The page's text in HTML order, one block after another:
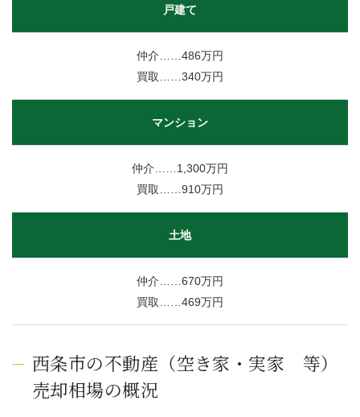
戸建て
仲介……486万円
買取……340万円
マンション
仲介……1,300万円
買取……910万円
土地
仲介……670万円
買取……469万円
西条市の不動産（空き家・実家 等）
売却相場の概況